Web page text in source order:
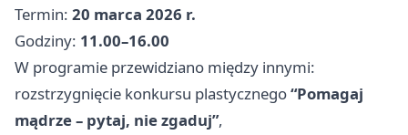
Termin: 20 marca 2026 r.
Godziny: 11.00–16.00
W programie przewidziano między innymi:
rozstrzygnięcie konkursu plastycznego“Pomagaj
mądrze – pytaj, nie zgaduj”,